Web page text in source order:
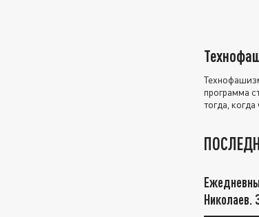
программа
тогда,
Николаев.